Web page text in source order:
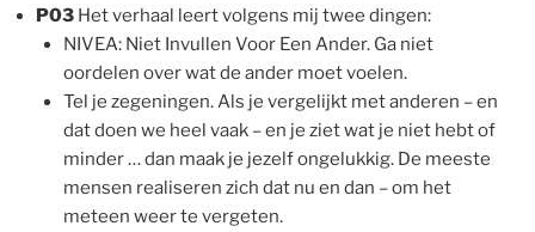
P03 Het verhaal leert volgens mij twee dingen:
NIVEA: Niet Invullen Voor Een Ander. Ga niet
oordelen over wat de ander moet voelen.
Tel je zegeningen. Als je vergelijkt met anderen – en
dat doen we heel vaak – en je ziet wat je niet hebt of
minder … dan maak je jezelf ongelukkig. De meeste
mensen realiseren zich dat nu en dan – om het
meteen weer te vergeten.